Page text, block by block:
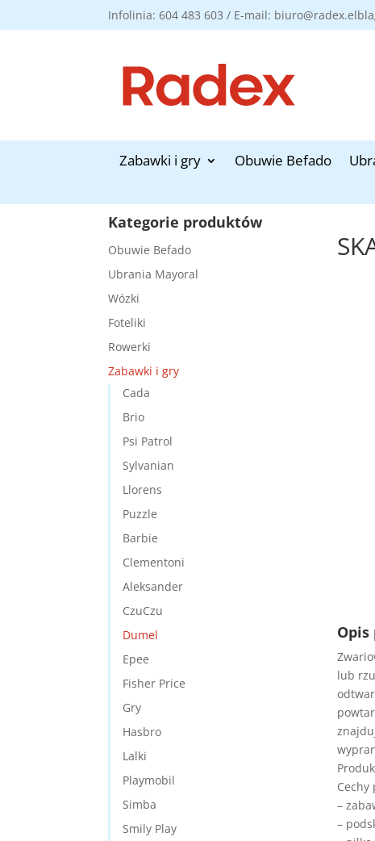
Infolinia: 604 483 603 / E-mail:
Zabawki i gry Obuwie Befado
Kategorie produktów
Obuwie Befado
Ubrania Mayoral
Wózki
Foteliki
Rowerki
Zabawki i gry
Cada
Brio
Psi Patrol
Sylvanian
Llorens
Puzzle
Barbie
Clementoni
Aleksander
CzuCzu
Dumel
Epee
Fisher Price
Gry
Hasbro
Lalki
Playmobil
Simba
Smily Play
lub
Cechy
–
–